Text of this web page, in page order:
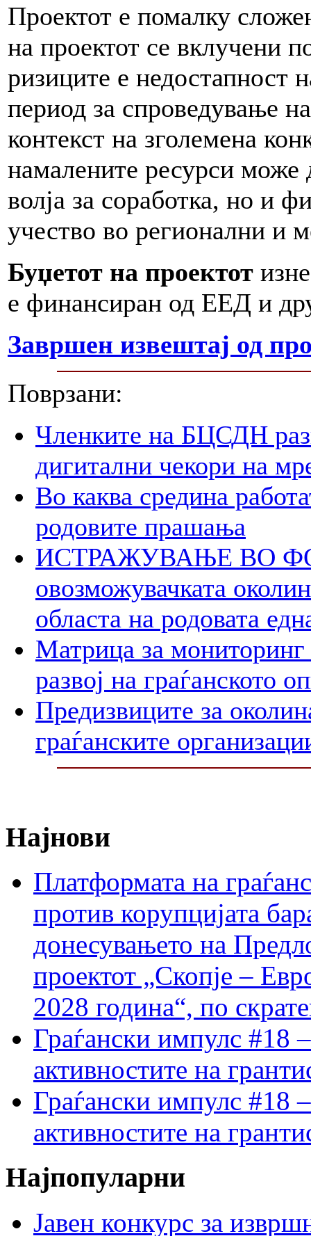
Проектот е помалку
на проектот се вклучени
ризиците е недостапност
период за спроведување
контекст на зголемена
намалените ресурси може
волја за соработка, но и
учество во регионални и
Буџетот на проектот
е финансиран од ЕЕД и
Завршен извештај од
Поврзани:
Членките на БЦСДН
дигитални чекори на
Во каква средина
родовите прашања
ИСТРАЖУВАЊЕ ВО
овозможувачката
областа на родовата
Матрица за мониторинг
развој на граѓанското
Предизвиците за
граѓанските
Најнови
Платформата на
против корупцијата
донесувањето на
проектот „Скопје –
2028 година“, по
Граѓански импулс #18
активностите на
Граѓански импулс #18
активностите на
Најпопуларни
Јавен конкурс за